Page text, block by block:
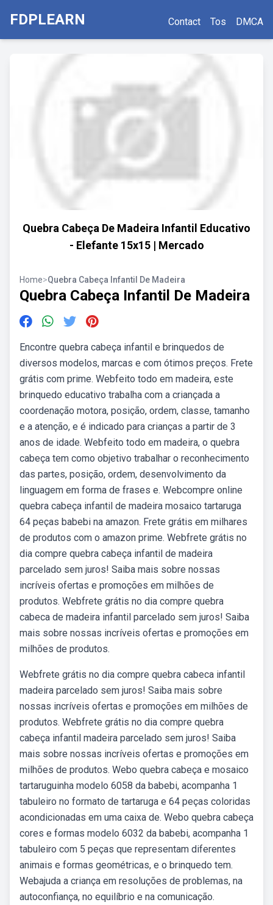
FDPLEARN Contact Tos DMCA
Quebra Cabeça De Madeira Infantil Educativo
- Elefante 15x15 | Mercado
Home>Quebra Cabeça Infantil De Madeira
Quebra Cabeça Infantil De Madeira
Encontre quebra cabeça infantil e brinquedos de
diversos modelos, marcas e com ótimos preços. Frete
grátis com prime. Webfeito todo em madeira, este
brinquedo educativo trabalha com a criançada a
coordenação motora, posição, ordem, classe, tamanho
e a atenção, e é indicado para crianças a partir de 3
anos de idade. Webfeito todo em madeira, o quebra
cabeça tem como objetivo trabalhar o reconhecimento
das partes, posição, ordem, desenvolvimento da
linguagem em forma de frases e. Webcompre online
quebra cabeça infantil de madeira mosaico tartaruga
64 peças babebi na amazon. Frete grátis em milhares
de produtos com o amazon prime. Webfrete grátis no
dia compre quebra cabeça infantil de madeira
parcelado sem juros! Saiba mais sobre nossas
incríveis ofertas e promoções em milhões de
produtos. Webfrete grátis no dia compre quebra
cabeca de madeira infantil parcelado sem juros! Saiba
mais sobre nossas incríveis ofertas e promoções em
milhões de produtos.
Webfrete grátis no dia compre quebra cabeca infantil
madeira parcelado sem juros! Saiba mais sobre
nossas incríveis ofertas e promoções em milhões de
produtos. Webfrete grátis no dia compre quebra
cabeça infantil madeira parcelado sem juros! Saiba
mais sobre nossas incríveis ofertas e promoções em
milhões de produtos. Webo quebra cabeça e mosaico
tartaruguinha modelo 6058 da babebi, acompanha 1
tabuleiro no formato de tartaruga e 64 peças coloridas
acondicionadas em uma caixa de. Webo quebra cabeça
cores e formas modelo 6032 da babebi, acompanha 1
tabuleiro com 5 peças que representam diferentes
animais e formas geométricas, e o brinquedo tem.
Webajuda a criança em resoluções de problemas, na
autoconfiança, no equilíbrio e na comunicação.